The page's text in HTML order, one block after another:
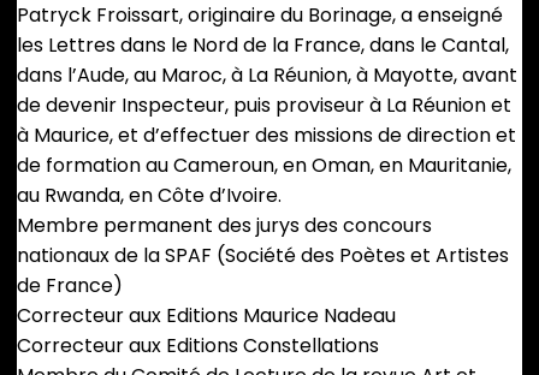
Patryck Froissart, originaire du Borinage, a enseigné
les Lettres dans le Nord de la France, dans le Cantal,
dans l’Aude, au Maroc, à La Réunion, à Mayotte, avant
de devenir Inspecteur, puis proviseur à La Réunion et
à Maurice, et d’effectuer des missions de direction et
de formation au Cameroun, en Oman, en Mauritanie,
au Rwanda, en Côte d’Ivoire.
Membre permanent des jurys des concours
nationaux de la SPAF (Société des Poètes et Artistes
de France)
Correcteur aux Editions Maurice Nadeau
Correcteur aux Editions Constellations